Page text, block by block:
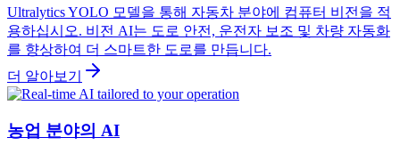
Ultralytics YOLO 모델을 통해 자동차 분야에 컴퓨터 비전을 적
용하십시오. 비전 AI는 도로 안전, 운전자 보조 및 차량 자동화
를 향상하여 더 스마트한 도로를 만듭니다.
더 알아보기
농업 분야의 AI